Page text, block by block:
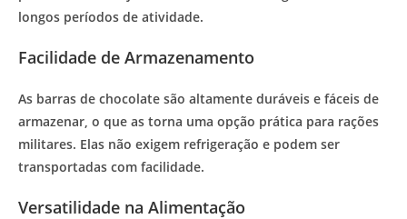
longos períodos de atividade.
Facilidade de Armazenamento
As barras de chocolate são altamente duráveis e fáceis de
armazenar, o que as torna uma opção prática para rações
militares. Elas não exigem refrigeração e podem ser
transportadas com facilidade.
Versatilidade na Alimentação